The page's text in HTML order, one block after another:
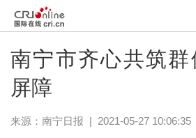
南宁市齐心共筑群
屏障
来源： 南宁日报 | 2021-05-27 10:06:35